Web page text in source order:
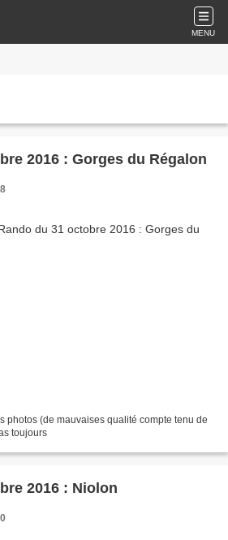
MENU
2016 : Gorges du Régalon
photos (de mauvaises qualité compte tenu de
pas toujours
2016 : Niolon